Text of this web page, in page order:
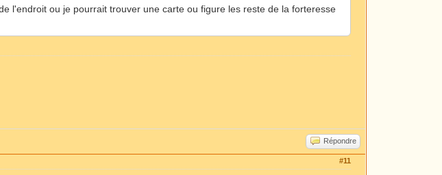
l'endroit ou je pourrait trouver une carte ou figure les reste de la forteresse
Répondre
#11